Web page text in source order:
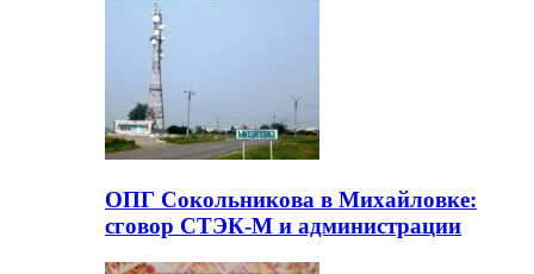
ОПГ Сокольникова в Михайловке:
сговор СТЭК-М и администрации